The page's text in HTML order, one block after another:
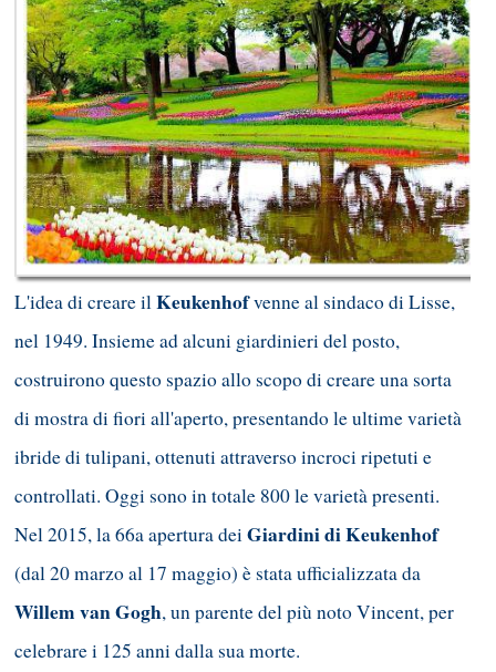
L'idea di creare ilKeukenhofvenne al sindaco di Lisse,
nel 1949. Insieme ad alcuni giardinieri del posto,
costruirono questo spazio allo scopo di creare una sorta
di mostra di fiori all'aperto, presentando le ultime varietà
ibride di tulipani, ottenuti attraverso incroci ripetuti e
controllati. Oggi sono in totale 800 le varietà presenti.
Nel 2015, la 66a apertura deiGiardini di Keukenhof
(dal 20 marzo al 17 maggio) è stata ufficializzata da
Willem van Gogh, un parente del più noto Vincent, per
celebrare i 125 anni dalla sua morte.